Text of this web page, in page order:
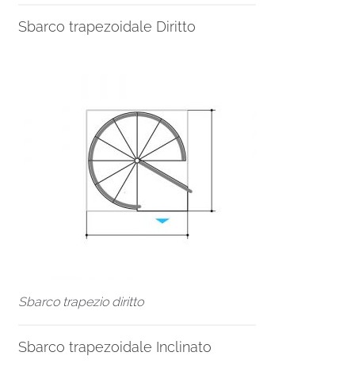
Sbarco trapezoidale Diritto
Sbarco trapezio diritto
Sbarco trapezoidale Inclinato